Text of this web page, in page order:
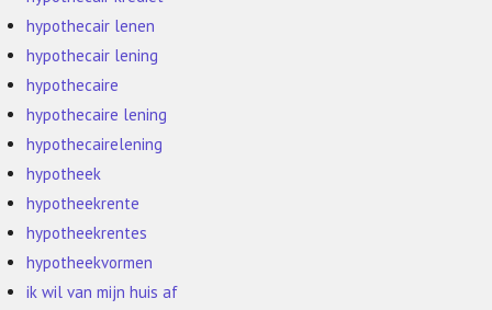
hypothecair lenen
hypothecair lening
hypothecaire
hypothecaire lening
hypothecairelening
hypotheek
hypotheekrente
hypotheekrentes
hypotheekvormen
ik wil van mijn huis af